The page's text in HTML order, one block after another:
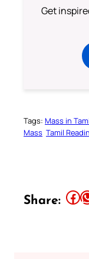
Get
Tags: Mass in
Mass Tamil
Share: Share this article on Facebook Share this article on WhatsApp